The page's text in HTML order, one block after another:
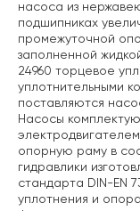
насоса из
подшипниках
промежуточной
заполненной
24960 торцевое
уплотнительными
поставляются
Насосы
опорную раму в
гидравлики
стандарта DIN-EN
уплотнения и